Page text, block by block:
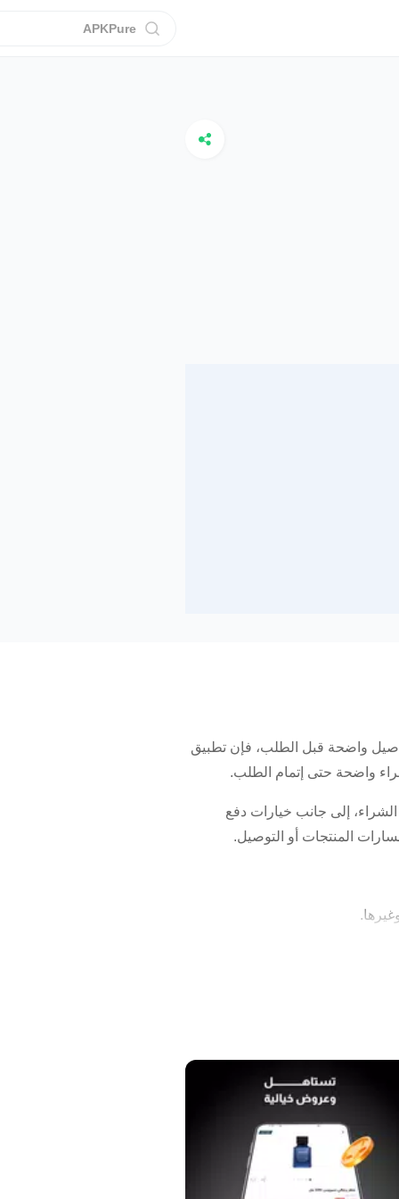
APKPure
واضحة قبل الطلب، فإن تطبيق
واضحة حتى إتمام الطلب.
الشراء، إلى جانب خيارات دفع
المنتجات أو التوصيل.
الجسم، بخاخات الشعر، معطرات